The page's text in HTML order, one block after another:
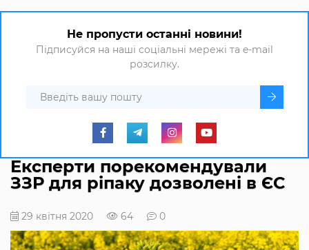
Не пропусти останні новини!
Підписуйся на наші соціальні мережі та e-mail
розсилку.
Експерти порекомендували
ЗЗР для ріпаку дозволені в ЄС
29 квітня 2020 64 0